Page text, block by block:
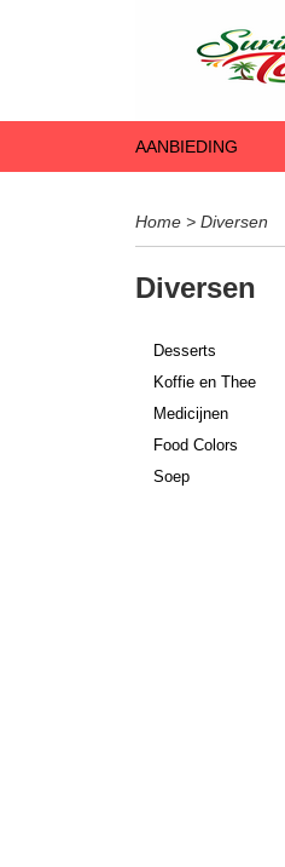
AANBIEDING
Home > Diversen
Diversen
Desserts
Koffie en Thee
Medicijnen
Food Colors
Soep